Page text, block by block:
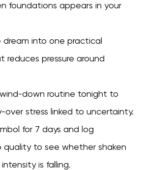
foundations appears in your
into one practical
reduces pressure around
down routine tonight to
over stress linked to uncertainty.
for 7 days and log
to see whether shaken
is falling.